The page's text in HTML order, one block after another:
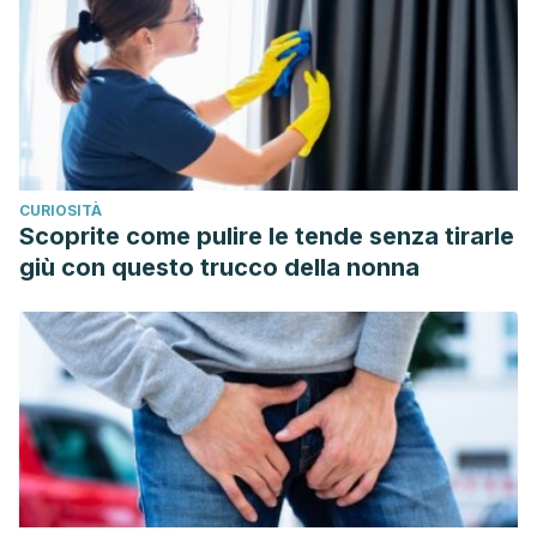
uncertainties in space radiation cancer risk
predictions.PloS one
(3), e0120717.
Drugs.com. Enfermedad de la radiación. Drugs.com 2023.
Disponible en https://www.drugs.com/cg_esp/enfermedad-
de-la-radiación.html.
Hauer-Jensen, M., Denham, J. W., & Andreyev, H. J. N.
(2014). Radiation enteropathy—pathogenesis, treatment
and prevention.
Nature reviews Gastroenterology &
hepatology
Kole, A. J., Kole, L., & Moran, M. S. (2017). Acute radiation
dermatitis in breast cancer patients: challenges and
solutions.
Breast Cancer: Targets and Therapy,9, 313.
Puerta-Ortiz, J. A., & Morales-Aramburo, J. (2020). Efectos
biológicos de las radiaciones ionizantes. Revista
Colombiana de Cardiología,27
, 61-71.
Velásquez, C. A., González, M., García-Orjuela, M. G., &
CURIOSITÀ
Scoprite come pulire le tende senza tirarle
giù con questo trucco della nonna